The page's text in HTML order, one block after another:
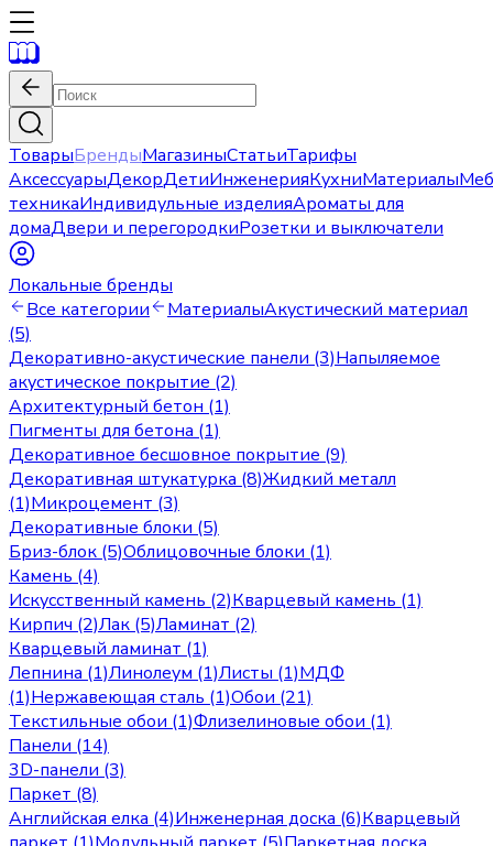
ТоварыБрендыМагазиныСтатьиТарифы
АксессуарыДекорДетиИнженерияКухниМатериалы
техникаИндивидульные изделияАроматы для
домаДвери и перегородкиРозетки и выключатели
Локальные бренды
Все категории
МатериалыАкустический материал
(5)
Декоративно-акустические панели (3)Напыляемое
акустическое покрытие (2)
Архитектурный бетон (1)
Пигменты для бетона (1)
Декоративное бесшовное покрытие (9)
Декоративная штукатурка (8)Жидкий металл
(1)Микроцемент (3)
Декоративные блоки (5)
Бриз-блок (5)Облицовочные блоки (1)
Камень (4)
Искусственный камень (2)Кварцевый камень (1)
Кирпич (2)Лак (5)Ламинат (2)
Кварцевый ламинат (1)
Лепнина (1)Линолеум (1)Листы (1)МДФ
(1)Нержавеющая сталь (1)Обои (21)
Текстильные обои (1)Флизелиновые обои (1)
Панели (14)
3D-панели (3)
Паркет (8)
Английская елка (4)Инженерная доска (6)Кварцевый